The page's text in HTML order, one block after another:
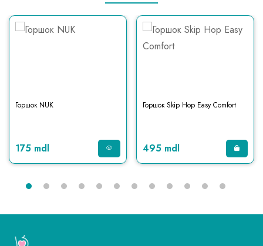
Горшок NUK
175 mdl
Горшок Skip Hop Easy Comfort
495 mdl